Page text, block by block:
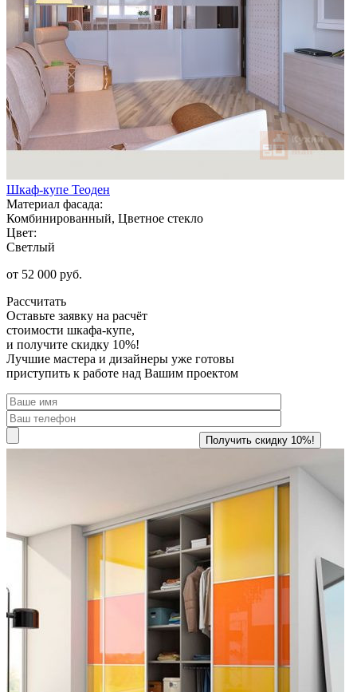
Шкаф-купе Теоден
Материал фасада:
Комбинированный, Цветное стекло
Цвет:
Светлый
от 52 000 руб.
Рассчитать
Оставьте заявку на расчёт
стоимости шкафа-купе,
и получите скидку 10%!
Лучшие мастера и дизайнеры уже готовы
приступить к работе над Вашим проектом